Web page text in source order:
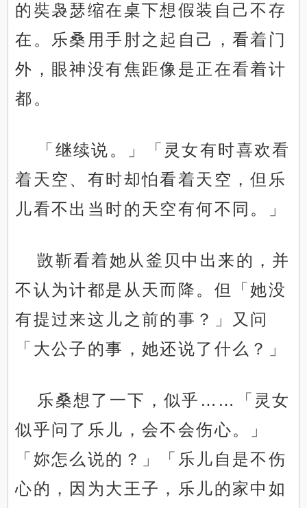
的奘袅瑟缩在桌下想假装自己不存
在。乐桑用手肘之起自己，看着门
外，眼神没有焦距像是正在看着计
都。
「继续说。」「灵女有时喜欢看
着天空、有时却怕看着天空，但乐
儿看不出当时的天空有何不同。」
敳靳看着她从釜贝中出来的，并
不认为计都是从天而降。但「她没
有提过来这儿之前的事？」又问
「大公子的事，她还说了什么？」
乐桑想了一下，似乎……「灵女
似乎问了乐儿，会不会伤心。」
「妳怎么说的？」「乐儿自是不伤
心的，因为大王子，乐儿的家中如